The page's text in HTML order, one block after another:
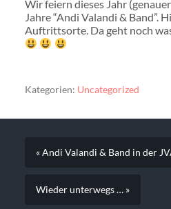
Wir feiern dieses Jahr
Jahre “Andi Valandi & Band”.
Auftrittsorte. Da geht noch
Kategorien: Uncategorized
« Andi Valandi & Band in der
Wieder unterwegs … »